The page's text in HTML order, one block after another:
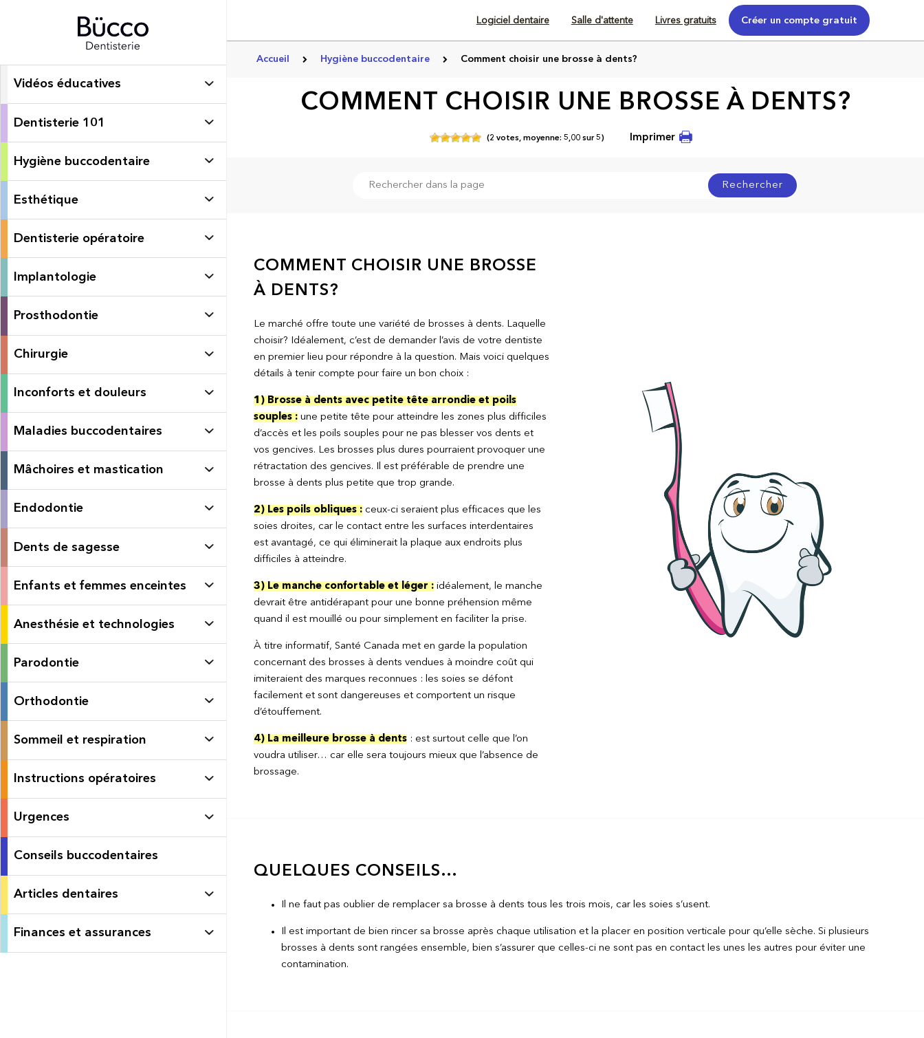
Logiciel dentaire Salle d'attente Livres gratuits Créer un compte gratuit
Vidéos éducatives
Dentisterie 101
Hygiène buccodentaire
Esthétique
Dentisterie opératoire
Implantologie
Prosthodontie
Chirurgie
Inconforts et douleurs
Maladies buccodentaires
Mâchoires et mastication
Endodontie
Dents de sagesse
Enfants et femmes enceintes
Anesthésie et technologies
Parodontie
Orthodontie
Sommeil et respiration
Instructions opératoires
Urgences
Conseils buccodentaires
Articles dentaires
Finances et assurances
Accueil Hygiène buccodentaire Comment choisir une brosse à dents?
COMMENT CHOISIR UNE BROSSE À DENTS?
(2 votes, moyenne: 5,00 sur5) Imprimer
Rechercher
COMMENT CHOISIR UNE BROSSE
À DENTS?
Le marché offre toute une variété de brosses à dents. Laquelle
choisir? Idéalement, c’est de demander l’avis de votre dentiste
en premier lieu pour répondre à la question. Mais voici quelques
détails à tenir compte pour faire un bon choix :
1) Brosse à dents avec petite tête arrondie et poils
souples :une petite tête pour atteindre les zones plus difficiles
d’accès et les poils souples pour ne pas blesser vos dents et
vos gencives. Les brosses plus dures pourraient provoquer une
rétractation des gencives. Il est préférable de prendre une
brosse à dents plus petite que trop grande.
2) Les poils obliques :ceux-ci seraient plus efficaces que les
soies droites, car le contact entre les surfaces interdentaires
est avantagé, ce qui éliminerait la plaque aux endroits plus
difficiles à atteindre.
3) Le manche confortable et léger :idéalement, le manche
devrait être antidérapant pour une bonne préhension même
quand il est mouillé ou pour simplement en faciliter la prise.
À titre informatif, Santé Canada met en garde la population
concernant des brosses à dents vendues à moindre coût qui
imiteraient des marques reconnues : les soies se défont
facilement et sont dangereuses et comportent un risque
d’étouffement.
4) La meilleure brosse à dents: est surtout celle que l’on
voudra utiliser… car elle sera toujours mieux que l’absence de
brossage.
QUELQUES CONSEILS…
Il ne faut pas oublier de remplacer sa brosse à dents tous les trois mois, car les soies s’usent.
Il est important de bien rincer sa brosse après chaque utilisation et la placer en position verticale pour qu’elle sèche. Si plusieurs
brosses à dents sont rangées ensemble, bien s’assurer que celles-ci ne sont pas en contact les unes les autres pour éviter une
contamination.